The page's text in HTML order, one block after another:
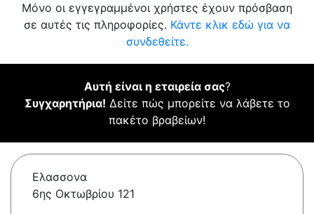
Μόνο οι εγγεγραμμένοι χρήστες έχουν πρόσβαση
σε αυτές τις πληροφορίες. Κάντε κλικ εδώ για να
συνδεθείτε.
Αυτή είναι η εταιρεία σας?
Συγχαρητήρια! Δείτε πώς μπορείτε να λάβετε το
πακέτο βραβείων!
Ελασσονα
6ης Οκτωβρίου 121